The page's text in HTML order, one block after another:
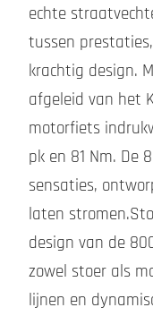
echte
tussen
krachtig design.
afgeleid van het
motorfiets
pk en 81 Nm. De
sensaties,
laten
design van de
zowel stoer als
lijnen en